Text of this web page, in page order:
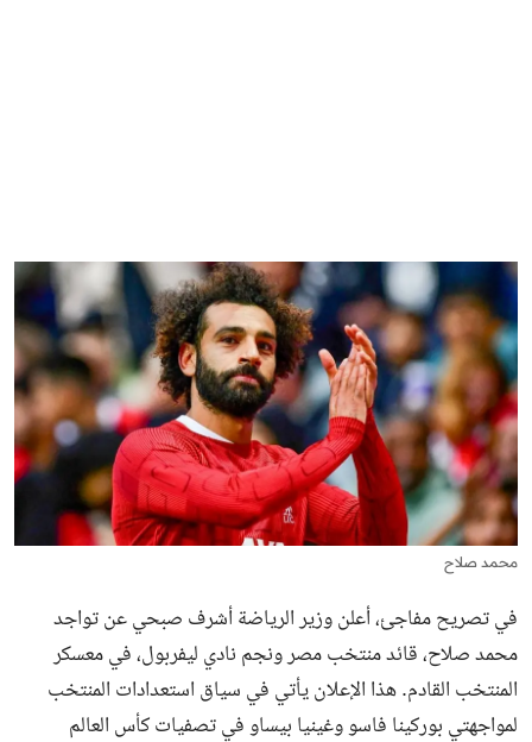
محمد صلاح
في تصريح مفاجئ، أعلن وزير الرياضة أشرف صبحي عن تواجد
محمد صلاح، قائد منتخب مصر ونجم نادي ليفربول، في معسكر
المنتخب القادم. هذا الإعلان يأتي في سياق استعدادات المنتخب
لمواجهتي بوركينا فاسو وغينيا بيساو في تصفيات كأس العالم